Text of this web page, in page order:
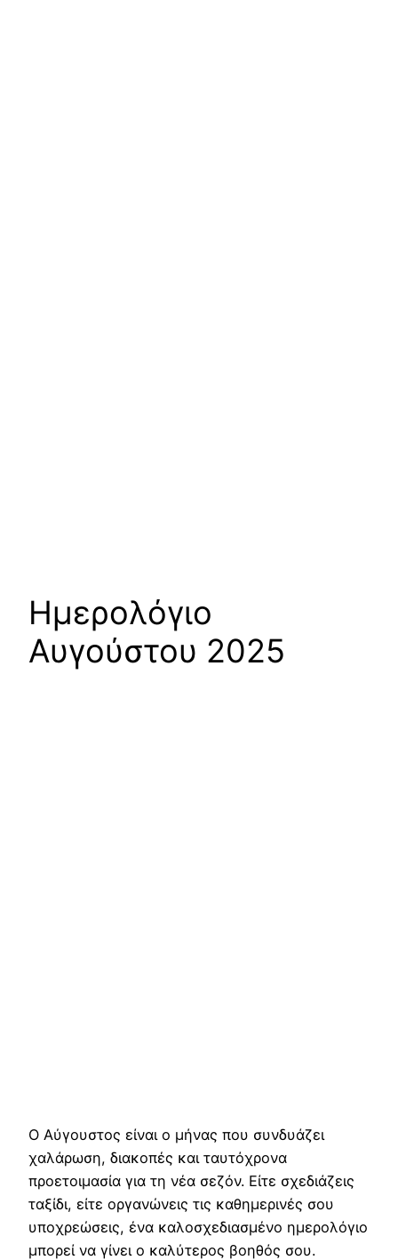
Ημερολόγιο
Αυγούστου 2025
Ο Αύγουστος είναι ο μήνας που συνδυάζει
χαλάρωση, διακοπές και ταυτόχρονα
προετοιμασία για τη νέα σεζόν. Είτε σχεδιάζεις
ταξίδι, είτε οργανώνεις τις καθημερινές σου
υποχρεώσεις, ένα καλοσχεδιασμένο ημερολόγιο
μπορεί να γίνει ο καλύτερος βοηθός σου.